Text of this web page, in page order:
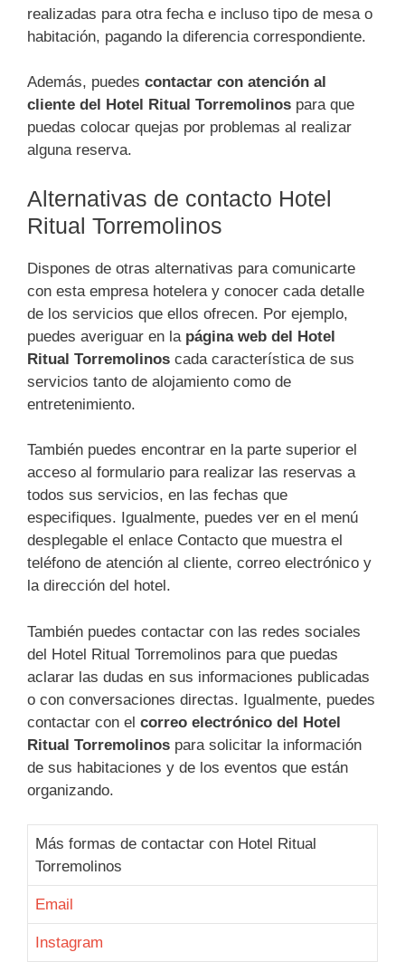
realizadas para otra fecha e incluso tipo de mesa o
habitación, pagando la diferencia correspondiente.
Además, puedes contactar con atención al
cliente del Hotel Ritual Torremolinos para que
puedas colocar quejas por problemas al realizar
alguna reserva.
Alternativas de contacto Hotel
Ritual Torremolinos
Dispones de otras alternativas para comunicarte
con esta empresa hotelera y conocer cada detalle
de los servicios que ellos ofrecen. Por ejemplo,
puedes averiguar en la página web del Hotel
Ritual Torremolinos cada característica de sus
servicios tanto de alojamiento como de
entretenimiento.
También puedes encontrar en la parte superior el
acceso al formulario para realizar las reservas a
todos sus servicios, en las fechas que
especifiques. Igualmente, puedes ver en el menú
desplegable el enlace Contacto que muestra el
teléfono de atención al cliente, correo electrónico y
la dirección del hotel.
También puedes contactar con las redes sociales
del Hotel Ritual Torremolinos para que puedas
aclarar las dudas en sus informaciones publicadas
o con conversaciones directas. Igualmente, puedes
contactar con el correo electrónico del Hotel
Ritual Torremolinos para solicitar la información
de sus habitaciones y de los eventos que están
organizando.
Más formas de contactar con Hotel Ritual
Torremolinos
Email
Instagram